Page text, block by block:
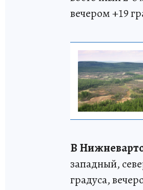
вечером +19
В
западный,
градуса,